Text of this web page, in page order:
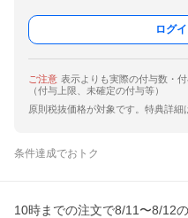
ログ
ご注意 表示よりも実際の付与数・
（付与上限、未確定の付与等）
原則税抜価格が対象です。特典詳細
条件達成でおトク
10時までの注文で8/11〜8/12